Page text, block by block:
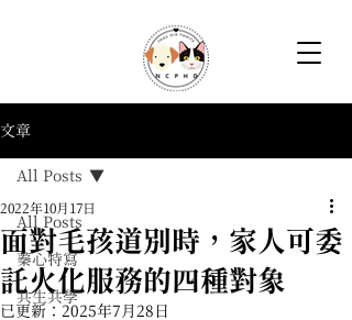
文章
All Posts
蓁心特寫
共生共學
All Posts
面對毛孩道別時，家人可委
託火化服務的四種對象
2022年10月17日
已更新： 2025年7月28日